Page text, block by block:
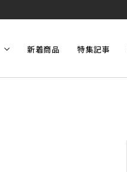
新着商品 特集記事